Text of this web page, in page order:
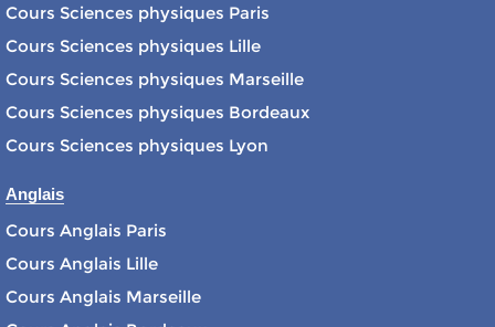
Cours Sciences physiques Paris
Cours Sciences physiques Lille
Cours Sciences physiques Marseille
Cours Sciences physiques Bordeaux
Cours Sciences physiques Lyon
Anglais
Cours Anglais Paris
Cours Anglais Lille
Cours Anglais Marseille